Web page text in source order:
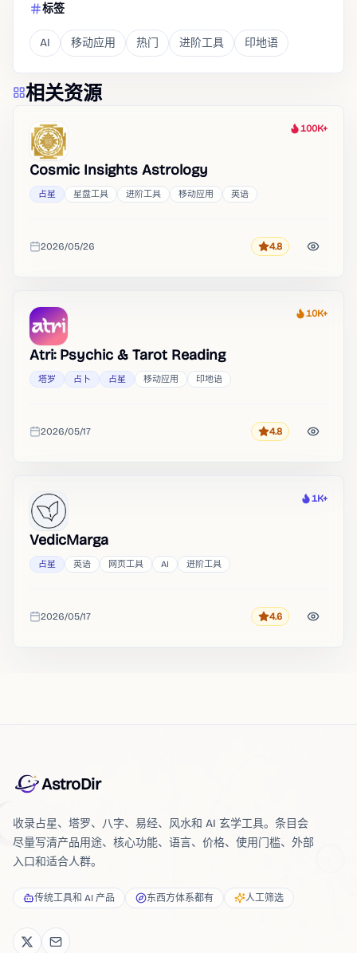
标签
AI 移动应用 热门 进阶工具 印地语
相关资源
热度
100K+
Cosmic Insights Astrology
占星 星盘工具 进阶工具 移动应用 英语
收录时间
2026/05/26 评分4.8
热度
10K+
Atri: Psychic & Tarot Reading
塔罗 占卜 占星 移动应用 印地语
收录时间
2026/05/17 评分4.8
热度
1K+
VedicMarga
占星 英语 网页工具 AI 进阶工具
收录时间
2026/05/17 评分4.6
AstroDir
收录占星、塔罗、八字、易经、风水和 AI 玄学工具。条目会
尽量写清产品用途、核心功能、语言、价格、使用门槛、外部
入口和适合人群。
传统工具和 AI 产品 东西方体系都有 人工筛选